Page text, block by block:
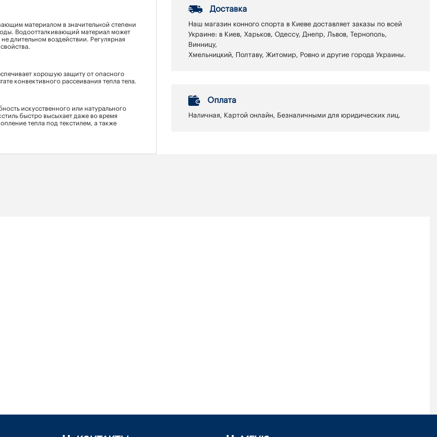
материалом в значительной степени
Водоотталкивающий материал может
длительном воздействии. Регулярная
хорошую защиту от опасного
конвективного рассеивания тепла тела.
искусственного или натурального
быстро высыхает даже во время
тепла под текстилем, а также
Доставка
Наш магазин конного спорта в Киеве доставляет заказы по всей
Украине: в Киев, Харьков, Одессу, Днепр, Львов, Тернополь,
Винницу,
Хмельницкий, Полтаву, Житомир, Ровно и другие города Украины.
Оплата
Наличная, Картой онлайн, Безналичными для юридических лиц.